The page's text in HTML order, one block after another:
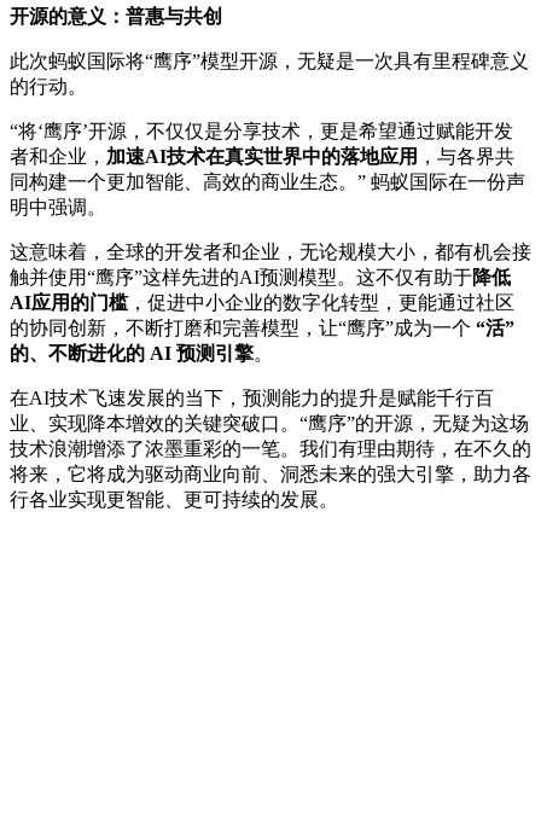
开源的意义：普惠与共创
此次蚂蚁国际将“鹰序”模型开源，无疑是一次具有里程碑意义
的行动。
“将‘鹰序’开源，不仅仅是分享技术，更是希望通过赋能开发
者和企业， 加速AI技术在真实世界中的落地应用 ，与各界共
同构建一个更加智能、高效的商业生态。” 蚂蚁国际在一份声
明中强调。
这意味着，全球的开发者和企业，无论规模大小，都有机会接
触并使用“鹰序”这样先进的AI预测模型。这不仅有助于降低
AI应用的门槛，促进中小企业的数字化转型，更能通过社区
的协同创新，不断打磨和完善模型，让“鹰序”成为一个 “活”
的、不断进化的 AI 预测引擎。
在AI技术飞速发展的当下，预测能力的提升是赋能千行百
业、实现降本增效的关键突破口。“鹰序”的开源，无疑为这场
技术浪潮增添了浓墨重彩的一笔。我们有理由期待，在不久的
将来，它将成为驱动商业向前、洞悉未来的强大引擎，助力各
行各业实现更智能、更可持续的发展。